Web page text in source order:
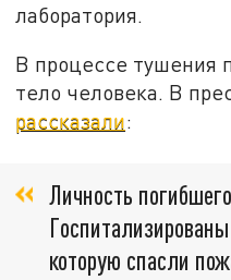
лаборатория.
В процессе тушения
тело человека. В
рассказали:
Личность
которую спасли